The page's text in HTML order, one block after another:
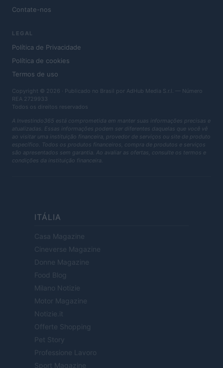
Contate-nos
LEGAL
Política de Privacidade
Política de cookies
Termos de uso
Copyright © 2026 · Publicado no Brasil por AdHub Media S.r.l. — Número
REA 2729933
Todos os direitos reservados
A Investindo365 está comprometida em manter suas informações precisas e
atualizadas. Essas informações podem ser diferentes daquelas que você vê
ao visitar uma instituição financeira, provedor de serviços ou site de produto
específico. Todos os produtos financeiros, compra de produtos e serviços
são apresentados sem garantia. Ao avaliar as ofertas, consulte os termos e
condições da instituição financeira.
ITÁLIA
Casa Magazine
Cineverse Magazine
Donne Magazine
Food Blog
Milano Notizie
Motor Magazine
Notizie.it
Offerte Shopping
Pet Story
Professione Lavoro
Sport Magazine